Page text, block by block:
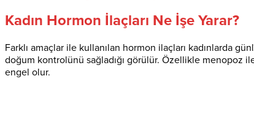
Kadın Hormon İlaçları Ne İşe Yarar?
Farklı amaçlar ile kullanılan hormon ilaçları kadınlarda
doğum kontrolünü sağladığı görülür. Özellikle menopoz
engel olur.